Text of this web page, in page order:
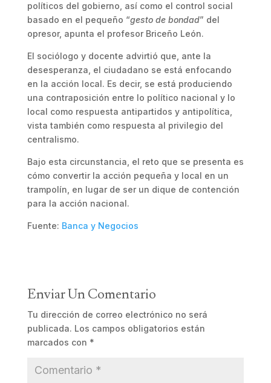
políticos del gobierno, así como el control social
basado en el pequeño “gesto de bondad” del
opresor, apunta el profesor Briceño León.
El sociólogo y docente advirtió que, ante la
desesperanza, el ciudadano se está enfocando
en la acción local. Es decir, se está produciendo
una contraposición entre lo político nacional y lo
local como respuesta antipartidos y antipolítica,
vista también como respuesta al privilegio del
centralismo.
Bajo esta circunstancia, el reto que se presenta es
cómo convertir la acción pequeña y local en un
trampolín, en lugar de ser un dique de contención
para la acción nacional.
Fuente: Banca y Negocios
Enviar Un Comentario
Tu dirección de correo electrónico no será
publicada. Los campos obligatorios están
marcados con *